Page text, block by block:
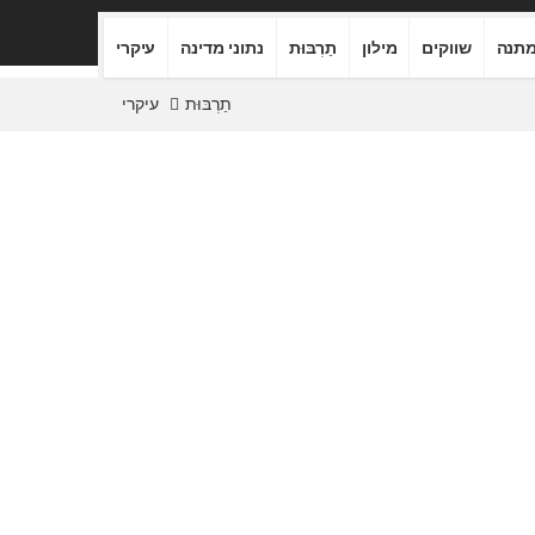
עיקרי נתוני מדינה תַרְבּוּת מילון שווקים
עיקרי תַרְבּוּת